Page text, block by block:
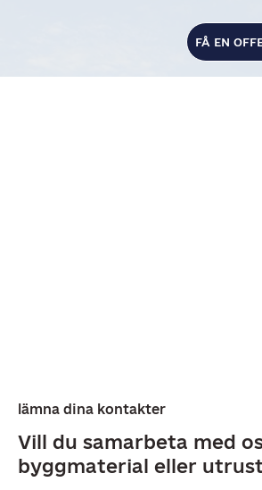
FÅ EN
lämna dina kontakter
Vill du samarbeta med
byggmaterial eller